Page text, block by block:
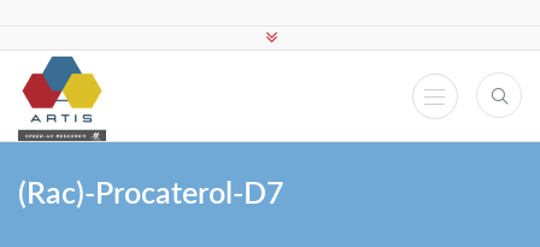
(Rac)-Procaterol-D7